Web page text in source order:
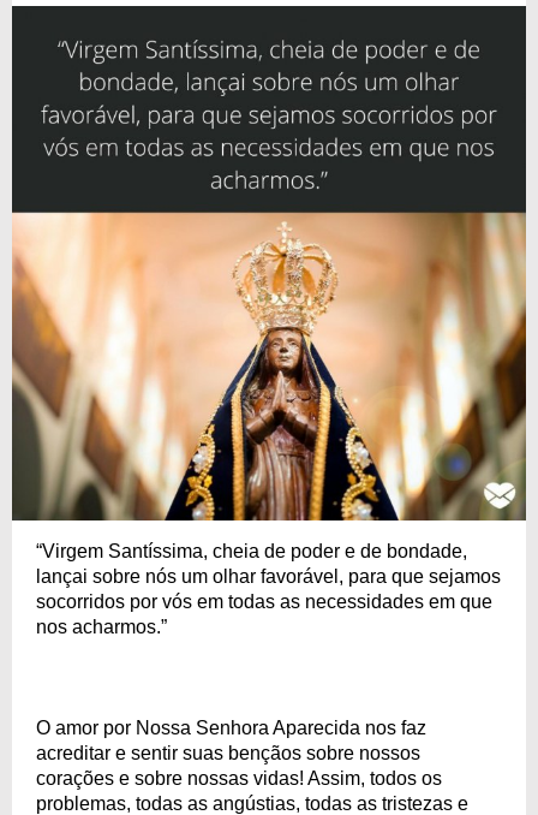
“Virgem Santíssima, cheia de poder e de bondade,
lançai sobre nós um olhar favorável, para que sejamos
socorridos por vós em todas as necessidades em que
nos acharmos.”
O amor por Nossa Senhora Aparecida nos faz
acreditar e sentir suas bençãos sobre nossos
corações e sobre nossas vidas! Assim, todos os
problemas, todas as angústias, todas as tristezas e